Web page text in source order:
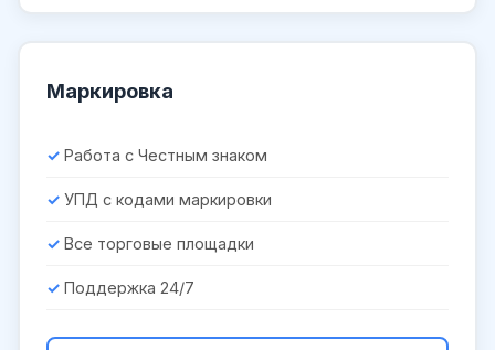
Маркировка
Работа с Честным знаком
УПД с кодами маркировки
Все торговые площадки
Поддержка 24/7